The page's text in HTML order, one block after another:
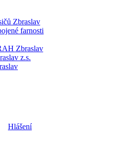
Zbraslav
farnosti
Zbraslav
z.s.